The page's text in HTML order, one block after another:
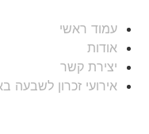
עמוד ראשי
אודות
יצירת קשר
אירועי זכרון לשבעה